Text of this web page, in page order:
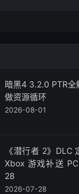
暗黑4 3.2.0 PTR全
做资源循环
2026-08-01
《潜行者 2》DLC
Xbox 游戏补送
28
2026-07-28